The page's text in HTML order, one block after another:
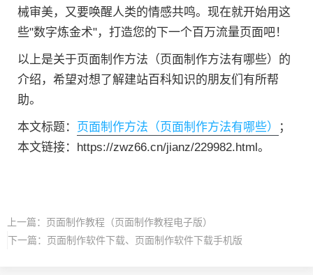
械审美，又要唤醒人类的情感共鸣。现在就开始用这
些"数字炼金术"，打造您的下一个百万流量页面吧！
以上是关于页面制作方法（页面制作方法有哪些）的
介绍，希望对想了解建站百科知识的朋友们有所帮
助。
本文标题： 页面制作方法（页面制作方法有哪些）
；
本文链接：https://zwz66.cn/jianz/229982.html。
上一篇： 页面制作教程（页面制作教程电子版）
下一篇： 页面制作软件下载、页面制作软件下载手机版